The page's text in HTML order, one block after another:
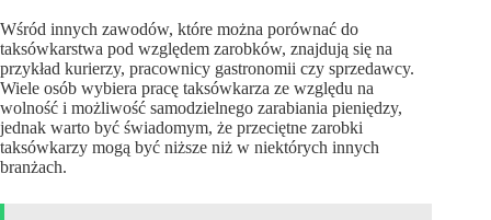
Wśród innych zawodów, które można porównać do
taksówkarstwa pod względem zarobków, znajdują się na
przykład kurierzy, pracownicy gastronomii czy sprzedawcy.
Wiele osób wybiera pracę taksówkarza ze względu na
wolność i możliwość samodzielnego zarabiania pieniędzy,
jednak warto być świadomym, że przeciętne zarobki
taksówkarzy mogą być niższe niż w niektórych innych
branżach.